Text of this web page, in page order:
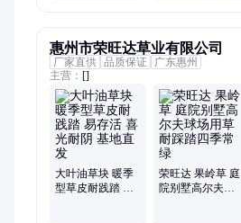
惠州市荣旺达草业有限公司
厂家直供 品质保证
广东惠州
主营： []
大叶油草块 暖季
型草皮耐践踏 易
荣旺达 果岭草 庭
院别墅高尔夫球